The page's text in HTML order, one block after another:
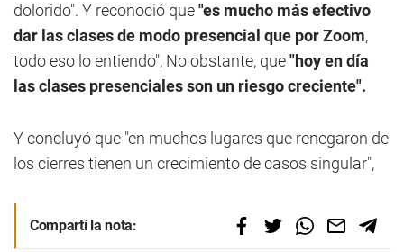
dolorido". Y reconoció que"es mucho más efectivo
dar las clases de modo presencial que por Zoom,
todo eso lo entiendo", No obstante, que"hoy en día
las clases presenciales son un riesgo creciente".
Y concluyó que "en muchos lugares que renegaron de
los cierres tienen un crecimiento de casos singular",
Compartí la nota: